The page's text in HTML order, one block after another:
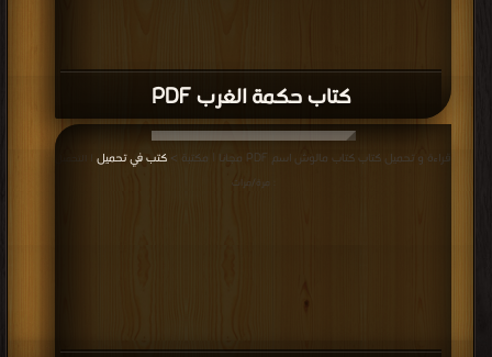
كتاب حكمة الغرب PDF
قراءة و تحميل كتاب كتاب مالوش اسم PDF مجانا | مكتبة > كتب في تحميل
: مرة/مرات